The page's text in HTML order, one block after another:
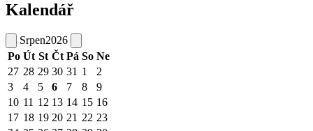
Kalendář
Srpen2026
Po Út St Čt Pá So Ne
27 28 29 30 31 1
2
3
4 5 6 7 8
9
10 11 12 13 14 15 16
17 18 19 20 21 22 23